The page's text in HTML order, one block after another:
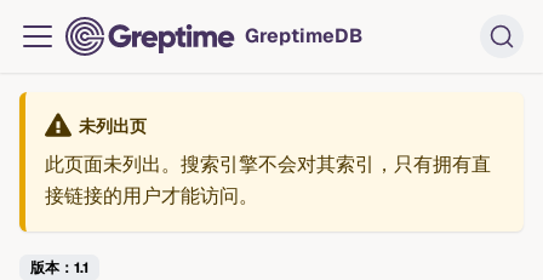
GreptimeDB
未列出页
此页面未列出。搜索引擎不会对其索引，只有拥有直
接链接的用户才能访问。
版本：1.1